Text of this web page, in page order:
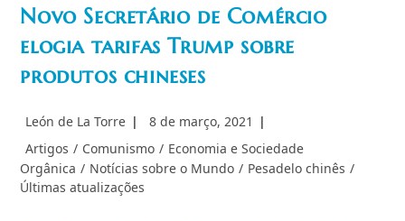
Novo Secretário de Comércio
elogia tarifas Trump sobre
produtos chineses
Autor
post:
León de La Torre
Post
8 de março, 2021
Categoria
do
post:
Artigos / Comunismo / Economia e Sociedade
Orgânica / Notícias sobre o Mundo / Pesadelo chinês /
Últimas atualizações